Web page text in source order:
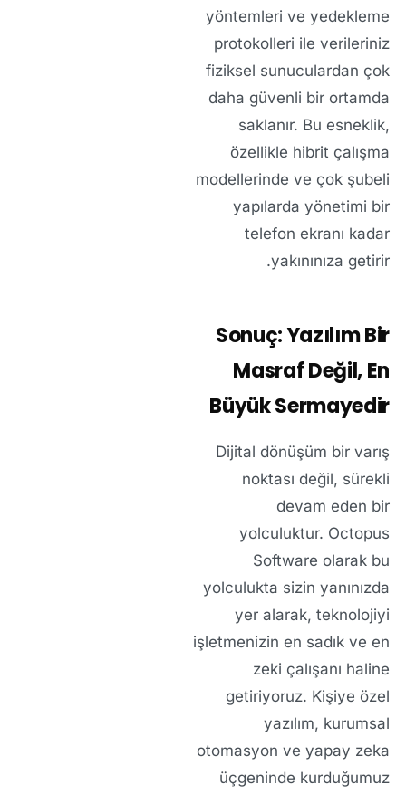
yöntemleri ve yedekleme
protokolleri ile verileriniz
fiziksel sunuculardan çok
daha güvenli bir ortamda
saklanır. Bu esneklik,
özellikle hibrit çalışma
modellerinde ve çok şubeli
yapılarda yönetimi bir
telefon ekranı kadar
yakınınıza getirir.
Sonuç: Yazılım Bir
Masraf Değil, En
Büyük Sermayedir
Dijital dönüşüm bir varış
noktası değil, sürekli
devam eden bir
yolculuktur. Octopus
Software olarak bu
yolculukta sizin yanınızda
yer alarak, teknolojiyi
işletmenizin en sadık ve en
zeki çalışanı haline
getiriyoruz. Kişiye özel
yazılım, kurumsal
otomasyon ve yapay zeka
üçgeninde kurduğumuz